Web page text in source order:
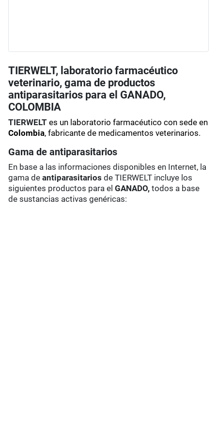
TIERWELT, laboratorio farmacéutico
veterinario, gama de productos
antiparasitarios para el GANADO,
COLOMBIA
TIERWELT es un laboratorio farmacéutico con sede en
Colombia, fabricante de medicamentos veterinarios.
Gama de antiparasitarios
En base a las informaciones disponibles en Internet, la
gama deantiparasitariosde TIERWELT incluye los
siguientes productos para elGANADO, todos a base
de sustancias activas genéricas: